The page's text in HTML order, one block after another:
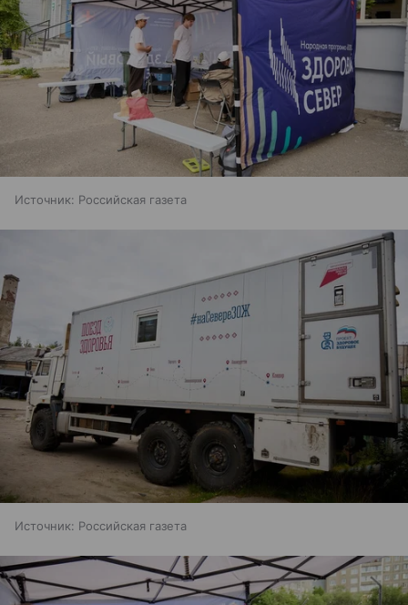
Источник: Российская газета
Источник: Российская газета